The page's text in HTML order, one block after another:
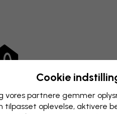
Cookie
vores partnere gemmer
tilpasset oplevelse, aktivere